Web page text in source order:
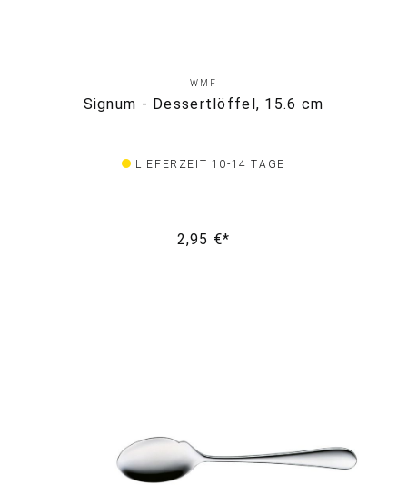
WMF
Signum - Dessertlöffel, 15.6 cm
LIEFERZEIT 10-14 TAGE
2,95 €*